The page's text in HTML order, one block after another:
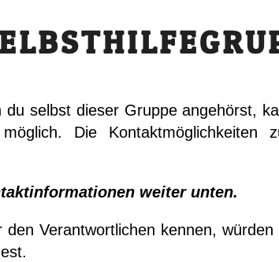
selbst dieser Gruppe angehörst,
Die Kontaktmöglichkeiten
weiter unten.
Verantwortlichen kennen,